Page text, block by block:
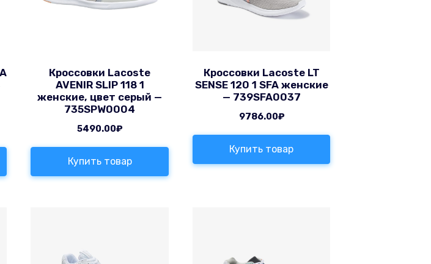
Кроссовки Lacoste
AVENIR SLIP 118 1
женские, цвет серый —
735SPW0004
5490.00₽
Купить товар
Кроссовки Lacoste LT
SENSE 120 1 SFA женские
— 739SFA0037
9786.00₽
Купить товар